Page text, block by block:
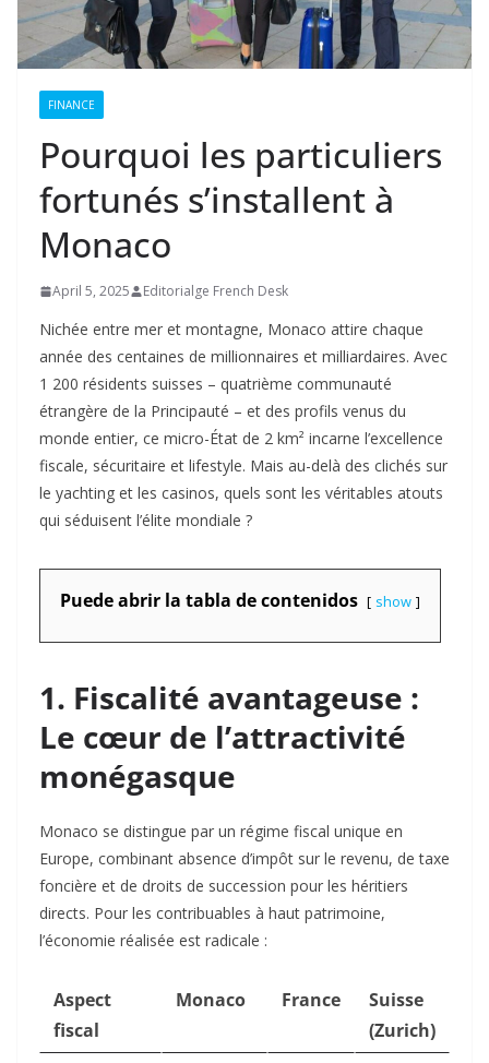
FINANCE
Pourquoi les particuliers
fortunés s’installent à
Monaco
April 5, 2025 Editorialge French Desk
Nichée entre mer et montagne, Monaco attire chaque
année des centaines de millionnaires et milliardaires. Avec
1 200 résidents suisses – quatrième communauté
étrangère de la Principauté – et des profils venus du
monde entier, ce micro-État de 2 km² incarne l’excellence
fiscale, sécuritaire et lifestyle. Mais au-delà des clichés sur
le yachting et les casinos, quels sont les véritables atouts
qui séduisent l’élite mondiale ?
Puede abrir la tabla de contenidos show
1. Fiscalité avantageuse :
Le cœur de l’attractivité
monégasque
Monaco se distingue par un régime fiscal unique en
Europe, combinant absence d’impôt sur le revenu, de taxe
foncière et de droits de succession pour les héritiers
directs. Pour les contribuables à haut patrimoine,
l’économie réalisée est radicale :
Aspect
fiscal
Monaco France
Suisse
(Zurich)